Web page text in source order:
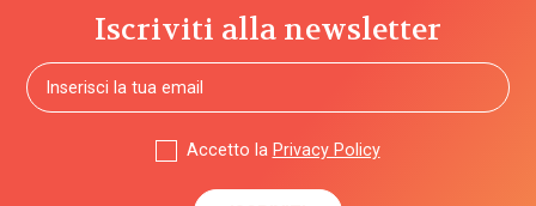
Iscriviti alla newsletter
Accetto la Privacy Policy